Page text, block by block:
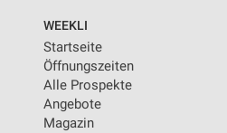
WEEKLI
Startseite
Öffnungszeiten
Alle Prospekte
Angebote
Magazin